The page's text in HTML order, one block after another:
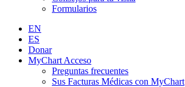
Formularios
EN
ES
Donar
MyChart Acceso
Preguntas frecuentes
Sus Facturas Médicas con MyChart